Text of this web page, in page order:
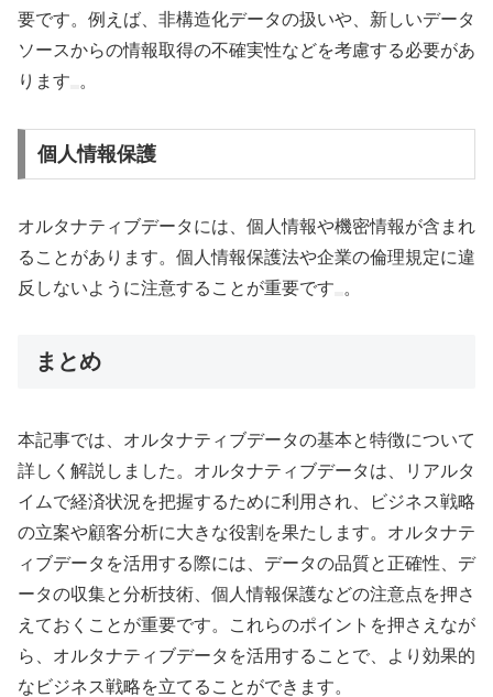
要です。例えば、非構造化データの扱いや、新しいデータ
ソースからの情報取得の不確実性などを考慮する必要があ
ります
。
個人情報保護
オルタナティブデータには、個人情報や機密情報が含まれ
ることがあります。個人情報保護法や企業の倫理規定に違
反しないように注意することが重要です
。
まとめ
本記事では、オルタナティブデータの基本と特徴について
詳しく解説しました。オルタナティブデータは、リアルタ
イムで経済状況を把握するために利用され、ビジネス戦略
の立案や顧客分析に大きな役割を果たします。オルタナテ
ィブデータを活用する際には、データの品質と正確性、デ
ータの収集と分析技術、個人情報保護などの注意点を押さ
えておくことが重要です。これらのポイントを押さえなが
ら、オルタナティブデータを活用することで、より効果的
なビジネス戦略を立てることができます。